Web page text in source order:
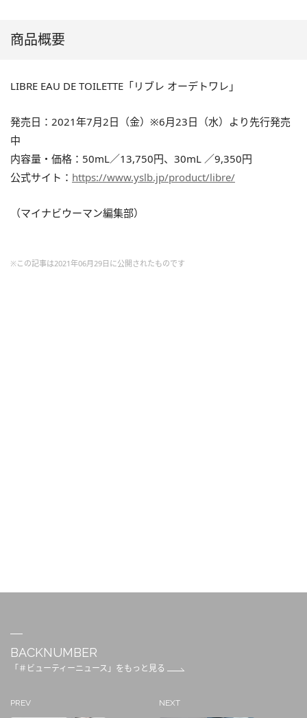
商品概要
LIBRE EAU DE TOILETTE「リブレ オーデトワレ」
発売日：2021年7月2日（金）※6月23日（水）より先行発売
中
内容量・価格：50mL／13,750円、30mL ／9,350円
公式サイト： https://www.yslb.jp/product/libre/
（マイナビウーマン編集部）
※この記事は2021年06月29日に公開されたものです
BACKNUMBER
「＃ビューティーニュース」をもっと見る
PREV NEXT